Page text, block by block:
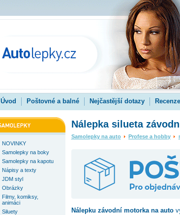
Úvod Poštovné a balné Nejčastější dotazy
NOVINKY
Samolepky na boky
Samolepky na kapotu
Nápisy a texty
JDM styl
Obrázky
Filmy, komiksy,
animáci
Siluety
Nálepka silueta
Samolepky na auto Profese a hobby
Nálepku závodní motorkana auto